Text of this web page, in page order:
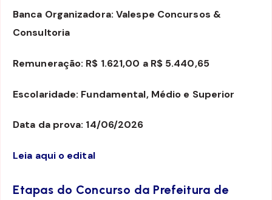
Banca Organizadora: Valespe Concursos &
Consultoria
Remuneração: R$ 1.621,00 a R$ 5.440,65
Escolaridade: Fundamental, Médio e Superior
Data da prova: 14/06/2026
Leia aqui o edital
Etapas do Concurso da Prefeitura de